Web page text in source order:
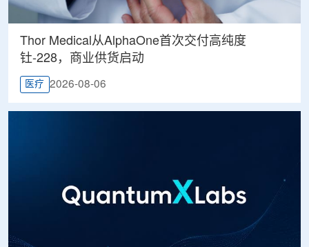
Thor Medical从AlphaOne首次交付高纯度
钍-228，商业供货启动
医疗 2026-08-06